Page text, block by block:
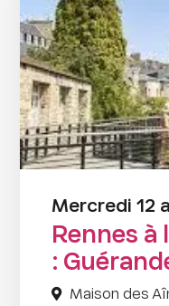
Mercredi
Rennes à
:
Maison des